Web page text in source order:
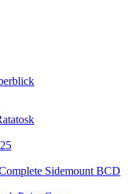
Sidemount BCD